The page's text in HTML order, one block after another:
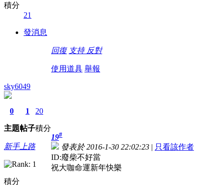
積分
21
發消息
回復 支持 反對
使用道具 舉報
sky6049
0
主題
1
帖子
20
積分
新手上路
積分
19#
發表於 2016-1-30 22:02:23 | 只看該作者
ID:廢柴不好當
祝大咖命運新年快樂